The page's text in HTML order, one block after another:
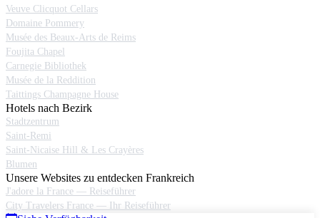
Veuve Clicquot Cellars
Domaine Pommery
Musée des Beaux-Arts de Reims
Foujita Chapel
Carnegie Bibliothek
Musée de la Reddition
Taittings Champagne House
Hotels nach Bezirk
Stadtzentrum
Saint-Remi
Saint-Nicaise Hill & Les Crayères
Blumen
Unsere Websites zu entdecken Frankreich
J'adore la France — Reiseführer
City Travelers France — Ihr Reiseführer